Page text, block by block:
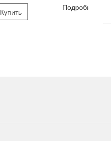
Купить Подробно